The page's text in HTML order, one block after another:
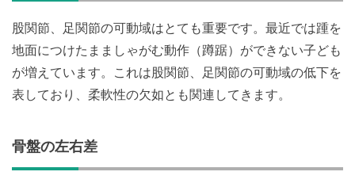
股関節、足関節の可動域はとても重要です。最近では踵を
地面につけたまましゃがむ動作（蹲踞）ができない子ども
が増えています。これは股関節、足関節の可動域の低下を
表しており、柔軟性の欠如とも関連してきます。
骨盤の左右差